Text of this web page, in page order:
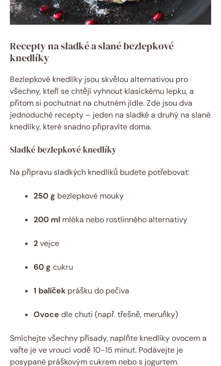
Recepty na sladké a slané bezlepkové
knedlíky
Bezlepkové knedlíky jsou skvělou alternativou pro
všechny, kteří se chtějí vyhnout klasickému lepku, a
přitom ⁢si ⁣pochutnat ⁤na chutném jídle. Zde jsou dva
jednoduché recepty – jeden na sladké a druhý na slané
knedlíky, které snadno připravíte doma.
Sladké bezlepkové knedlíky
Na přípravu sladkých knedlíků budete potřebovat:
250 g bezlepkové mouky
200 ml mléka nebo rostlinného alternativy
2vejce
60 g cukru
1 balíček prášku do pečiva
Ovoce dle chuti (např. třešně, meruňky)
Smíchejte všechny přísady, naplňte knedlíky ovocem a
vařte je ve‍ vroucí vodě 10-15 minut. Podávejte je
posypané⁢ práškovým cukrem nebo s jogurtem.